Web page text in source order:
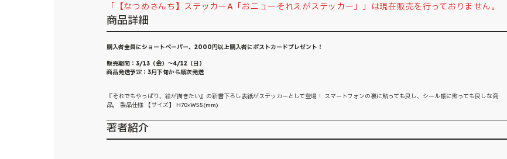
「【なつめさんち】ステッカーA「おニューそれえがステッカー」」は現在販売を行っておりません。
商品詳細
購入者全員にショートペーパー、2000円以上購入者にポストカードプレゼント！
販売期間：3/13（金）〜4/12（日）
商品発送予定：3月下旬から順次発送
『それでもやっぱり、絵が描きたい』の新書下ろし表紙がステッカーとして登場！ スマートフォンの裏に貼っても良し、シール帳に貼っても良しな商
品。 製品仕様 【サイズ】 H70×W55(mm)
著者紹介